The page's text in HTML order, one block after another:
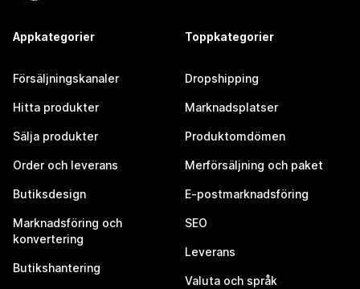
Appkategorier
Försäljningskanaler
Hitta produkter
Sälja produkter
Order och leverans
Butiksdesign
Marknadsföring och
konvertering
Butikshantering
Toppkategorier
Dropshipping
Marknadsplatser
Produktomdömen
Merförsäljning och paket
E-postmarknadsföring
SEO
Leverans
Valuta och språk